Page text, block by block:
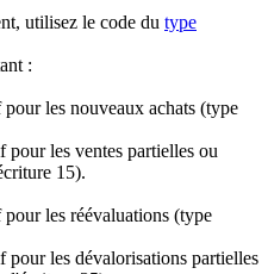
utilisez le code du type
:
les nouveaux achats (type
pour les ventes partielles ou
15).
les réévaluations (type
pour les dévalorisations partielles